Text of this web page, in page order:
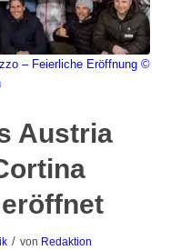
– Feierliche Eröffnung ©
Austria
eröffnet
/ von Redaktion